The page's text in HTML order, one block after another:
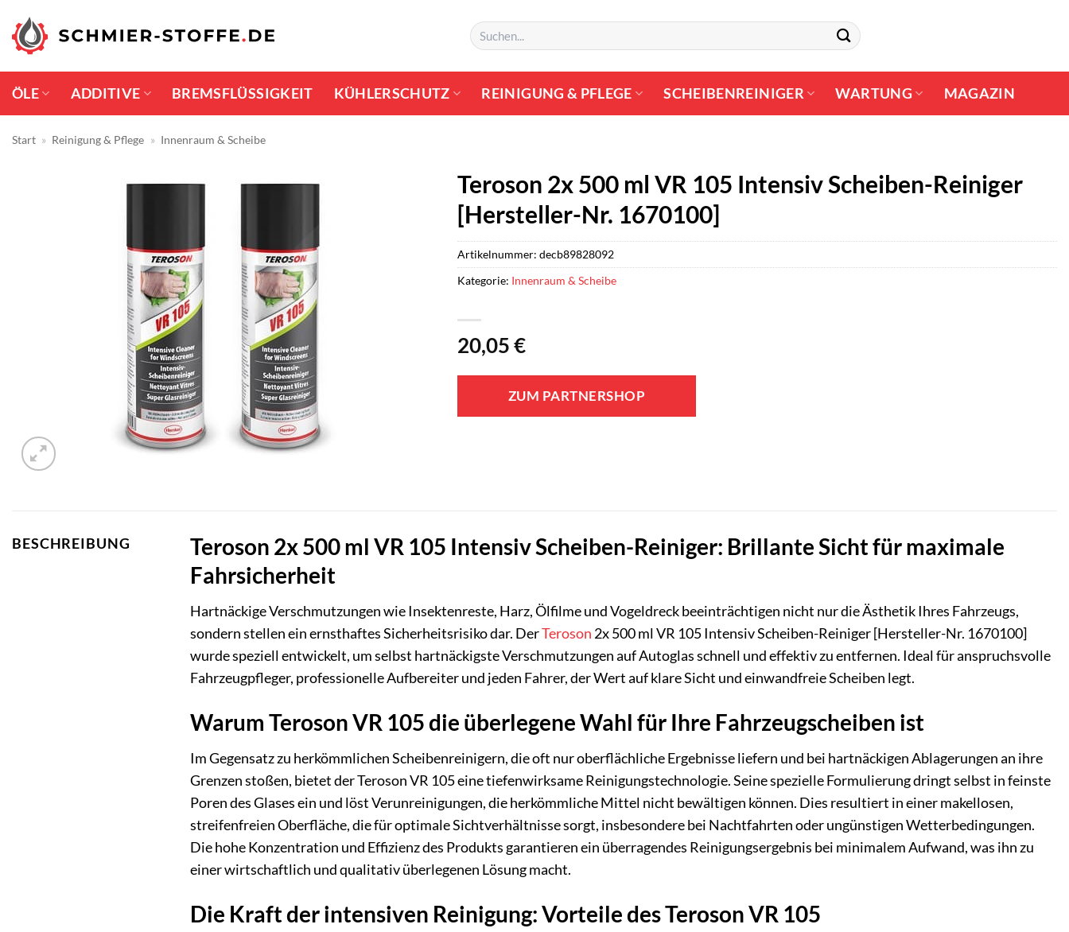
Inhalt
springen
Suchen
nach:
ÖLE ADDITIVE BREMSFLÜSSIGKEIT KÜHLERSCHUTZ REINIGUNG & PFLEGE SCHEIBENREINIGER WARTUNG MAGAZIN
Start » Reinigung & Pflege » Innenraum & Scheibe
Teroson 2x 500 ml VR 105 Intensiv Scheiben-Reiniger
[Hersteller-Nr. 1670100]
20,05€
ZUM PARTNERSHOP
Artikelnummer: decb89828092
Kategorie: Innenraum & Scheibe
BESCHREIBUNG
Teroson 2x 500 ml VR 105 Intensiv Scheiben-Reiniger: Brillante Sicht für maximale
Fahrsicherheit
Hartnäckige Verschmutzungen wie Insektenreste, Harz, Ölfilme und Vogeldreck beeinträchtigen nicht nur die Ästhetik Ihres Fahrzeugs,
sondern stellen ein ernsthaftes Sicherheitsrisiko dar. DerTeroson 2x 500 ml VR 105 Intensiv Scheiben-Reiniger [Hersteller-Nr. 1670100]
wurde speziell entwickelt, um selbst hartnäckigste Verschmutzungen auf Autoglas schnell und effektiv zu entfernen. Ideal für anspruchsvolle
Fahrzeugpfleger, professionelle Aufbereiter und jeden Fahrer, der Wert auf klare Sicht und einwandfreie Scheiben legt.
Warum Teroson VR 105 die überlegene Wahl für Ihre Fahrzeugscheiben ist
Im Gegensatz zu herkömmlichen Scheibenreinigern, die oft nur oberflächliche Ergebnisse liefern und bei hartnäckigen Ablagerungen an ihre
Grenzen stoßen, bietet der Teroson VR 105 eine tiefenwirksame Reinigungstechnologie. Seine spezielle Formulierung dringt selbst in feinste
Poren des Glases ein und löst Verunreinigungen, die herkömmliche Mittel nicht bewältigen können. Dies resultiert in einer makellosen,
streifenfreien Oberfläche, die für optimale Sichtverhältnisse sorgt, insbesondere bei Nachtfahrten oder ungünstigen Wetterbedingungen.
Die hohe Konzentration und Effizienz des Produkts garantieren ein überragendes Reinigungsergebnis bei minimalem Aufwand, was ihn zu
einer wirtschaftlich und qualitativ überlegenen Lösung macht.
Die Kraft der intensiven Reinigung: Vorteile des Teroson VR 105